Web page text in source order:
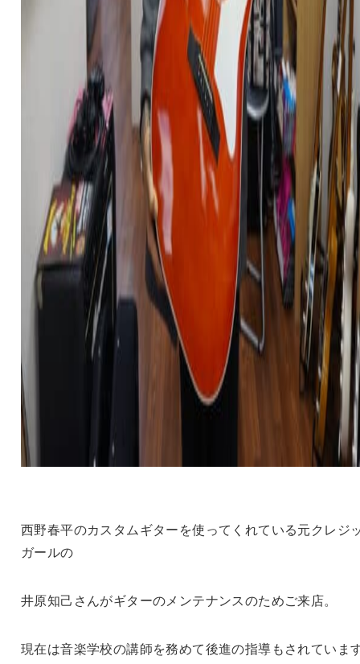
西野春平のカスタムギターを使ってくれている元クレジ
ガールの
井原知己さんがギターのメンテナンスのためご来店。
現在は音楽学校の講師を務めて後進の指導もされていま